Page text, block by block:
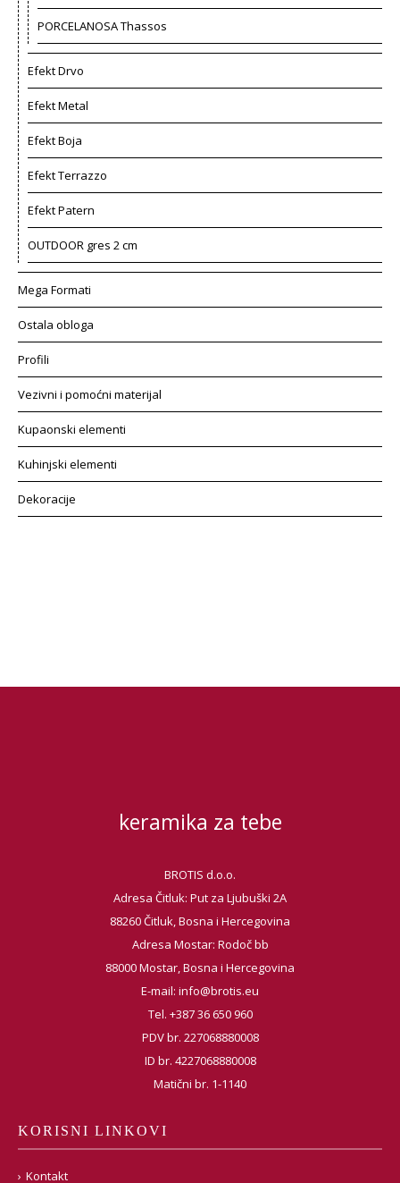
PORCELANOSA Thassos
Efekt Drvo
Efekt Metal
Efekt Boja
Efekt Terrazzo
Efekt Patern
OUTDOOR gres 2 cm
Mega Formati
Ostala obloga
Profili
Vezivni i pomoćni materijal
Kupaonski elementi
Kuhinjski elementi
Dekoracije
keramika za tebe
BROTIS d.o.o.
Adresa Čitluk: Put za Ljubuški 2A
88260 Čitluk, Bosna i Hercegovina
Adresa Mostar: Rodoč bb
88000 Mostar, Bosna i Hercegovina
E-mail: info@brotis.eu
Tel. +387 36 650 960
PDV br. 227068880008
ID br. 4227068880008
Matični br. 1-1140
KORISNI LINKOVI
Kontakt